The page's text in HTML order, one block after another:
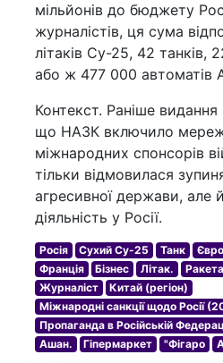
мільйонів до бюджету
журналістів, ця сума
літаків Су-25, 42 танків,
або ж 477 000 автоматів
Контекст. Раніше
що НАЗК включило
міжнародних спонсорів
тільки відмовилася
агресивної держави,
діяльність у Росії.
Росія Сухий Су-25 Танк
Франція
Бізнес Літак.
Журналіст
Китай (регіон)
Міжнародні санкції щодо Росії
Пропаганда в Російській
Ашан.
Гіпермаркет "Фігаро